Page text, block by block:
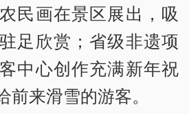
民画在景区展出，吸
足欣赏；省级非遗项
中心创作充满新年祝
来滑雪的游客。